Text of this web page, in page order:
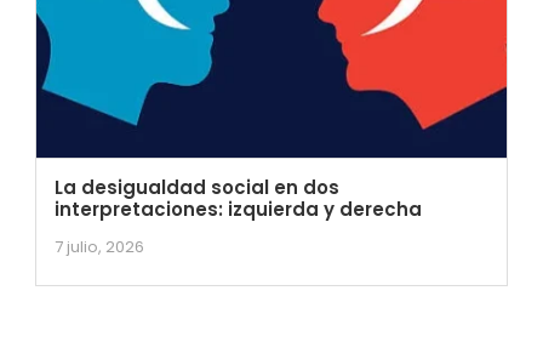
La desigualdad social en dos
interpretaciones: izquierda y derecha
7 julio, 2026